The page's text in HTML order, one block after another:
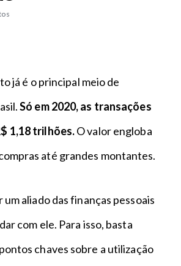
já é o principal meio de
Só em 2020, as transações
1,18 trilhões.O valor engloba
até grandes montantes.
aliado das finanças pessoais
com ele. Para isso, basta
chaves sobre a utilização